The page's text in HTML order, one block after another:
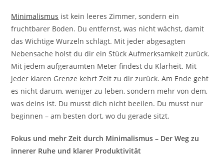
Minimalismus ist kein leeres Zimmer, sondern ein
fruchtbarer Boden. Du entfernst, was nicht wächst, damit
das Wichtige Wurzeln schlägt. Mit jeder abgesagten
Nebensache holst du dir ein Stück Aufmerksamkeit zurück.
Mit jedem aufgeräumten Meter findest du Klarheit. Mit
jeder klaren Grenze kehrt Zeit zu dir zurück. Am Ende geht
es nicht darum, weniger zu leben, sondern mehr von dem,
was deins ist. Du musst dich nicht beeilen. Du musst nur
beginnen – am besten dort, wo du gerade sitzt.
Fokus und mehr Zeit durch Minimalismus – Der Weg zu
innerer Ruhe und klarer Produktivität